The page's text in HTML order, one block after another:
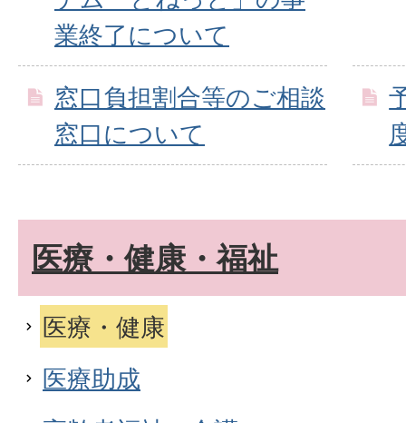
業終了について
窓口負担割合等のご相談
窓口について
医療・健康・福祉
医療・健康
医療助成